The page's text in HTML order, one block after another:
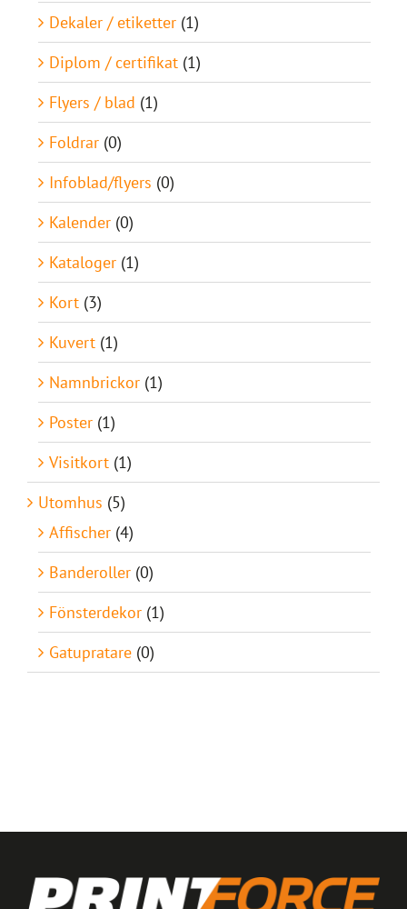
Dekaler / etiketter (1)
Diplom / certifikat (1)
Flyers / blad (1)
Foldrar (0)
Infoblad/flyers (0)
Kalender (0)
Kataloger (1)
Kort (3)
Kuvert (1)
Namnbrickor (1)
Poster (1)
Visitkort (1)
Utomhus (5)
Affischer (4)
Banderoller (0)
Fönsterdekor (1)
Gatupratare (0)